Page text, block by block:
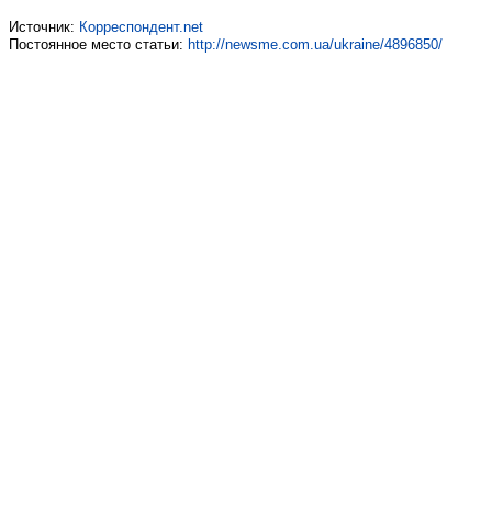
Источник: Корреспондент.net
Постоянное место статьи: http://newsme.com.ua/ukraine/4896850/